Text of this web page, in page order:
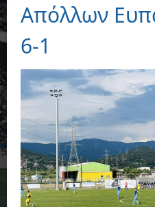
Απόλλων
6-1